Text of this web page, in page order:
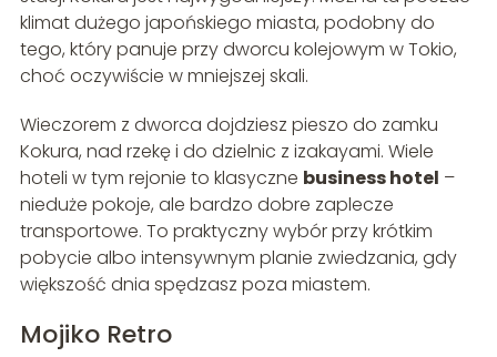
klimat dużego japońskiego miasta, podobny do
tego, który panuje przy dworcu kolejowym w Tokio,
choć oczywiście w mniejszej skali.
Wieczorem z dworca dojdziesz pieszo do zamku
Kokura, nad rzekę i do dzielnic z izakayami. Wiele
hoteli w tym rejonie to klasyczne business hotel –
nieduże pokoje, ale bardzo dobre zaplecze
transportowe. To praktyczny wybór przy krótkim
pobycie albo intensywnym planie zwiedzania, gdy
większość dnia spędzasz poza miastem.
Mojiko Retro